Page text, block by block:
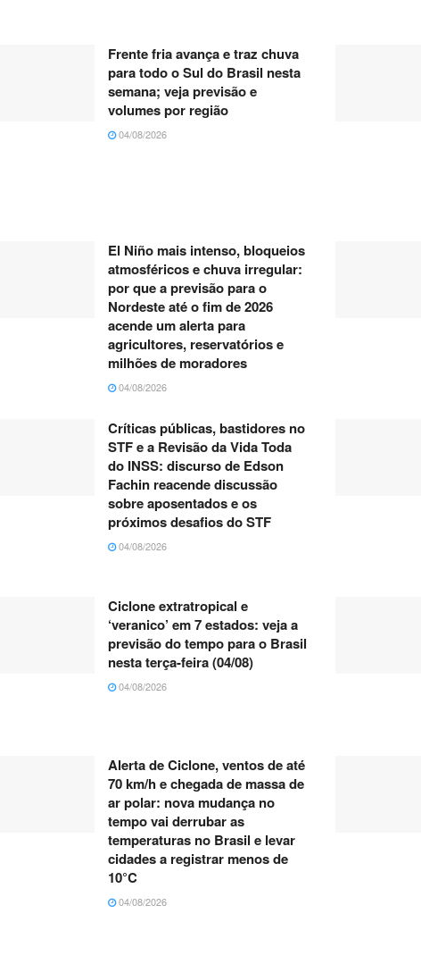
Frente fria avança e traz chuva
para todo o Sul do Brasil nesta
semana; veja previsão e
volumes por região
04/08/2026
El Niño mais intenso, bloqueios
atmosféricos e chuva irregular:
por que a previsão para o
Nordeste até o fim de 2026
acende um alerta para
agricultores, reservatórios e
milhões de moradores
04/08/2026
Críticas públicas, bastidores no
STF e a Revisão da Vida Toda
do INSS: discurso de Edson
Fachin reacende discussão
sobre aposentados e os
próximos desafios do STF
04/08/2026
Ciclone extratropical e
‘veranico’ em 7 estados: veja a
previsão do tempo para o Brasil
nesta terça-feira (04/08)
04/08/2026
Alerta de Ciclone, ventos de até
70 km/h e chegada de massa de
ar polar: nova mudança no
tempo vai derrubar as
temperaturas no Brasil e levar
cidades a registrar menos de
10°C
04/08/2026